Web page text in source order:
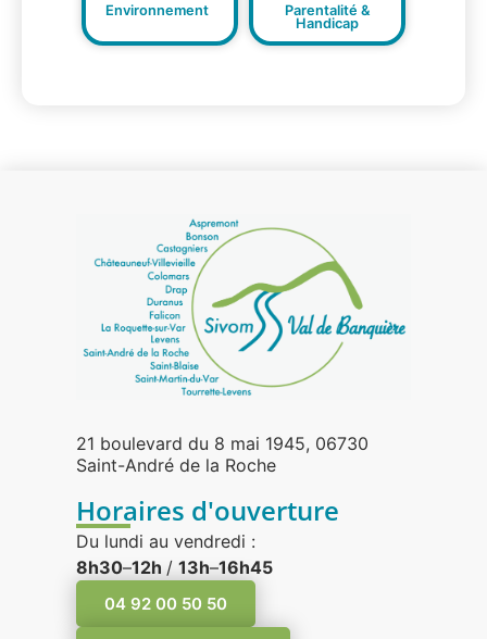
Environnement
Parentalité &
Handicap
21 boulevard du 8 mai 1945, 06730
Saint-André de la Roche
Horaires d'ouverture
Du lundi au vendredi :
8h30–12h / 13h–16h45
04 92 00 50 50